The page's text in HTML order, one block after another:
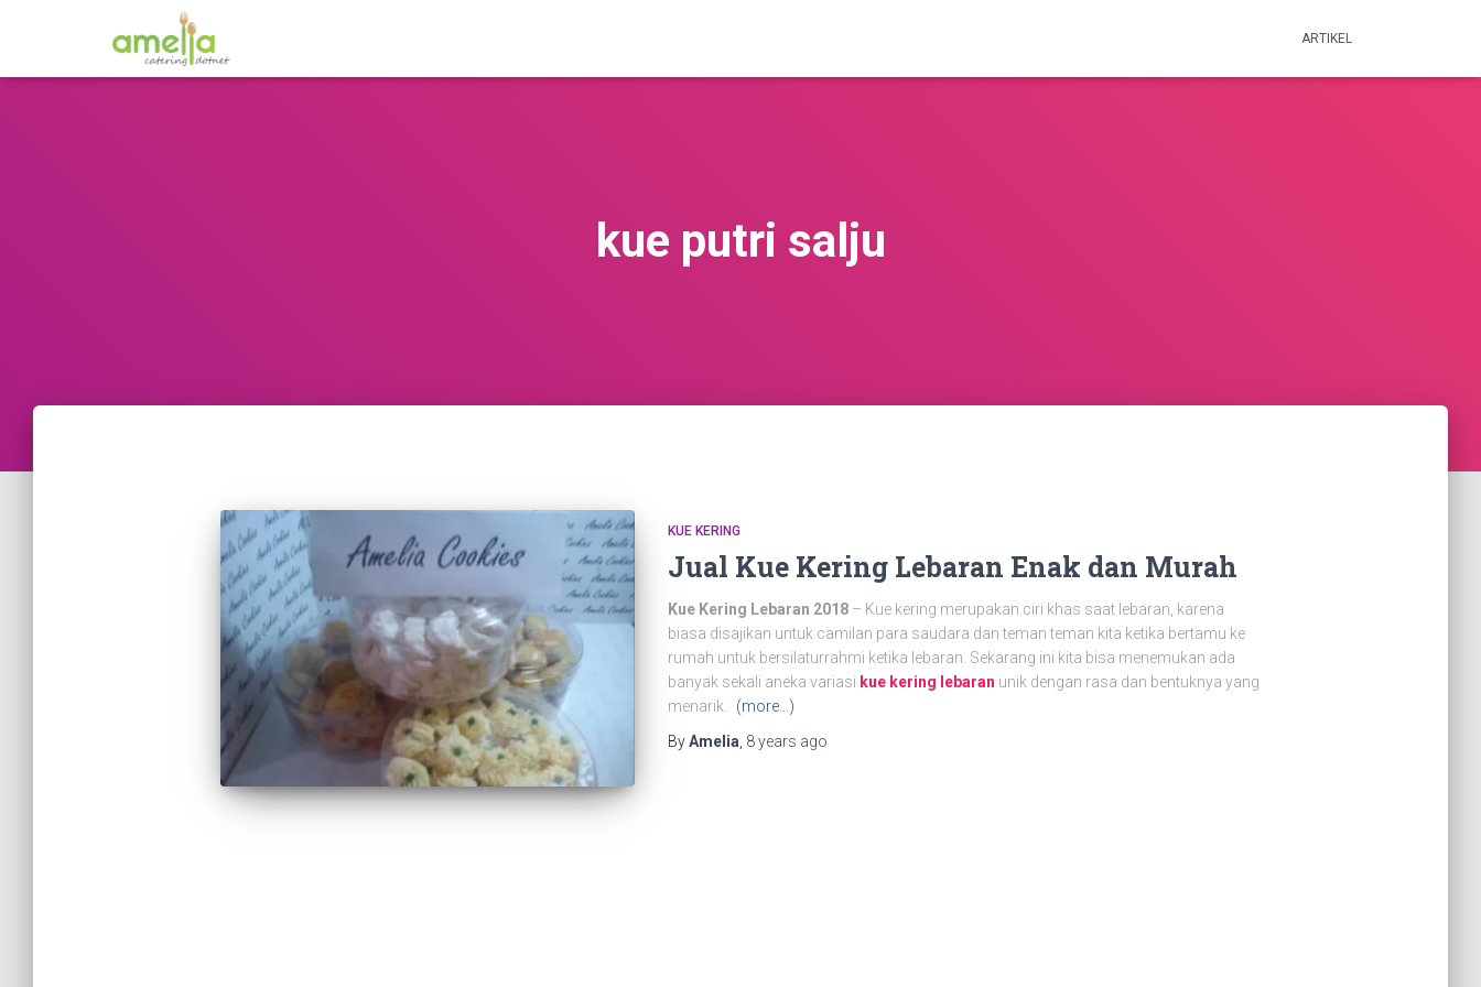
ARTIKEL
kue putri salju
KUE KERING
Jual Kue Kering Lebaran Enak dan Murah
Kue Kering Lebaran 2018– Kue kering merupakan ciri khas saat lebaran, karena
biasa disajikan untuk camilan para saudara dan teman teman kita ketika bertamu ke
rumah untuk bersilaturrahmi ketika lebaran. Sekarang ini kita bisa menemukan ada
banyak sekali aneka variasi kue kering lebaran unik dengan rasa dan bentuknya yang
menarik.
(more…)
ByAmelia 8 years ago